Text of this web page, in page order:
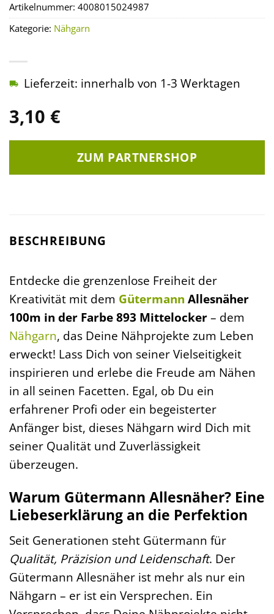
3,10 €
Lieferzeit: innerhalb von 1-3 Werktagen
ZUM PARTNERSHOP
Artikelnummer: 4008015024987
Kategorie: Nähgarn
BESCHREIBUNG
Entdecke die grenzenlose Freiheit der
Kreativität mit dem Gütermann Allesnäher
100m in der Farbe 893 Mittelocker– dem
Nähgarn, das Deine Nähprojekte zum Leben
erweckt! Lass Dich von seiner Vielseitigkeit
inspirieren und erlebe die Freude am Nähen
in all seinen Facetten. Egal, ob Du ein
erfahrener Profi oder ein begeisterter
Anfänger bist, dieses Nähgarn wird Dich mit
seiner Qualität und Zuverlässigkeit
überzeugen.
Warum Gütermann Allesnäher? Eine
Liebeserklärung an die Perfektion
Seit Generationen steht Gütermann für
Qualität, Präzision und Leidenschaft. Der
Gütermann Allesnäher ist mehr als nur ein
Nähgarn – er ist ein Versprechen. Ein